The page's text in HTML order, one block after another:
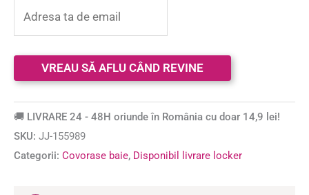
🚚 LIVRARE 24 - 48H oriunde în România cu doar 14,9 lei!
SKU: JJ-155989
Categorii: Covorase baie, Disponibil livrare locker